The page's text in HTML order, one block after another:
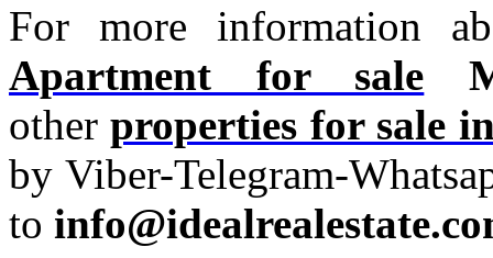
For more information
Apartment for sale
otherproperties for sale
by Viber-Telegram-
to